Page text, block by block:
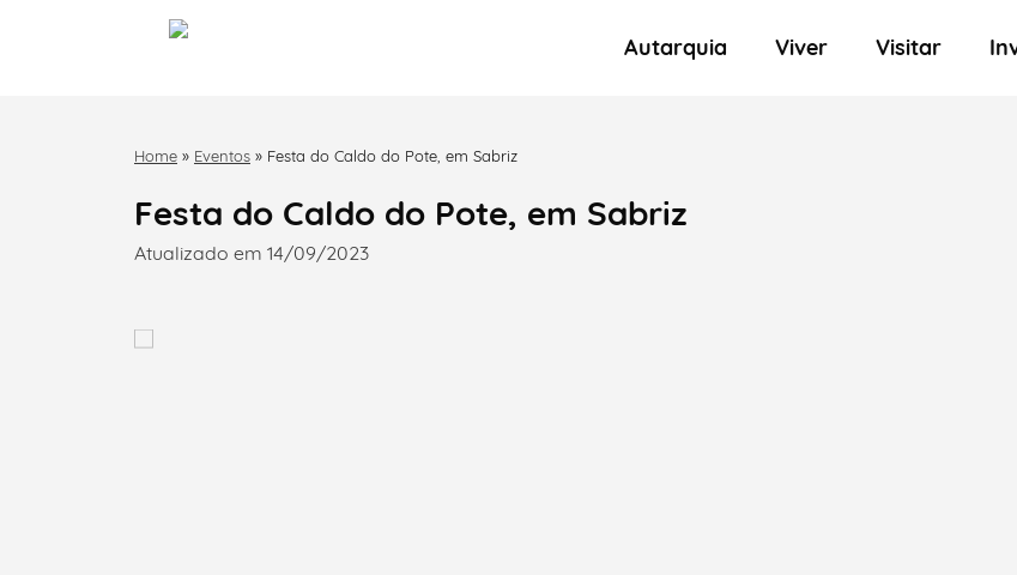
Autarquia Viver Visitar
Home » Eventos » Festa do Caldo do Pote, em Sabriz
Festa do Caldo do Pote, em Sabriz
Atualizado em 14/09/2023